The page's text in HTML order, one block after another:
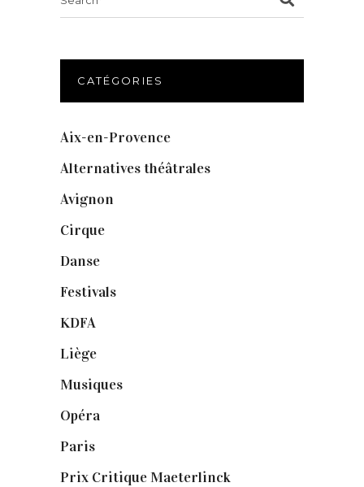
CATÉGORIES
Aix-en-Provence
Alternatives théâtrales
Avignon
Cirque
Danse
Festivals
KDFA
Liège
Musiques
Opéra
Paris
Prix Critique Maeterlinck